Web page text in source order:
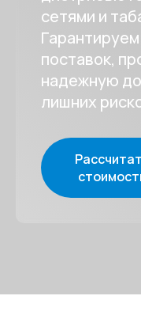
сетями и
поставок,
надежную
лишних